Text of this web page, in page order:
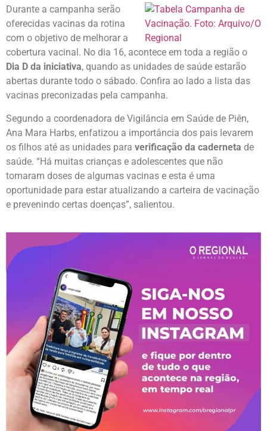
Durante a campanha serão
oferecidas vacinas da rotina
com o objetivo de melhorar a
cobertura vacinal. No dia 16, acontece em toda a região o
Dia D da iniciativa, quando as unidades de saúde estarão
abertas durante todo o sábado. Confira ao lado a lista das
vacinas preconizadas pela campanha.
Segundo a coordenadora de Vigilância em Saúde de Piên,
Ana Mara Harbs, enfatizou a importância dos pais levarem
os filhos até as unidades para verificação da caderneta de
saúde. “Há muitas crianças e adolescentes que não
tomaram doses de algumas vacinas e esta é uma
oportunidade para estar atualizando a carteira de vacinação
e prevenindo certas doenças”, salientou.